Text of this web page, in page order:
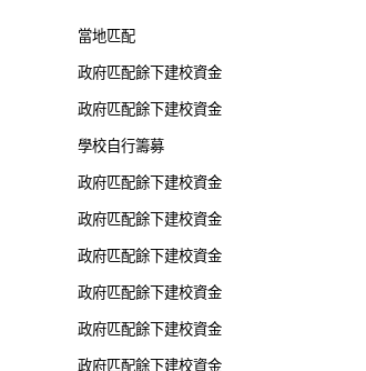
當地匹配
政府匹配餘下建校資金
政府匹配餘下建校資金
學校自行籌募
政府匹配餘下建校資金
政府匹配餘下建校資金
政府匹配餘下建校資金
政府匹配餘下建校資金
政府匹配餘下建校資金
政府匹配餘下建校資金